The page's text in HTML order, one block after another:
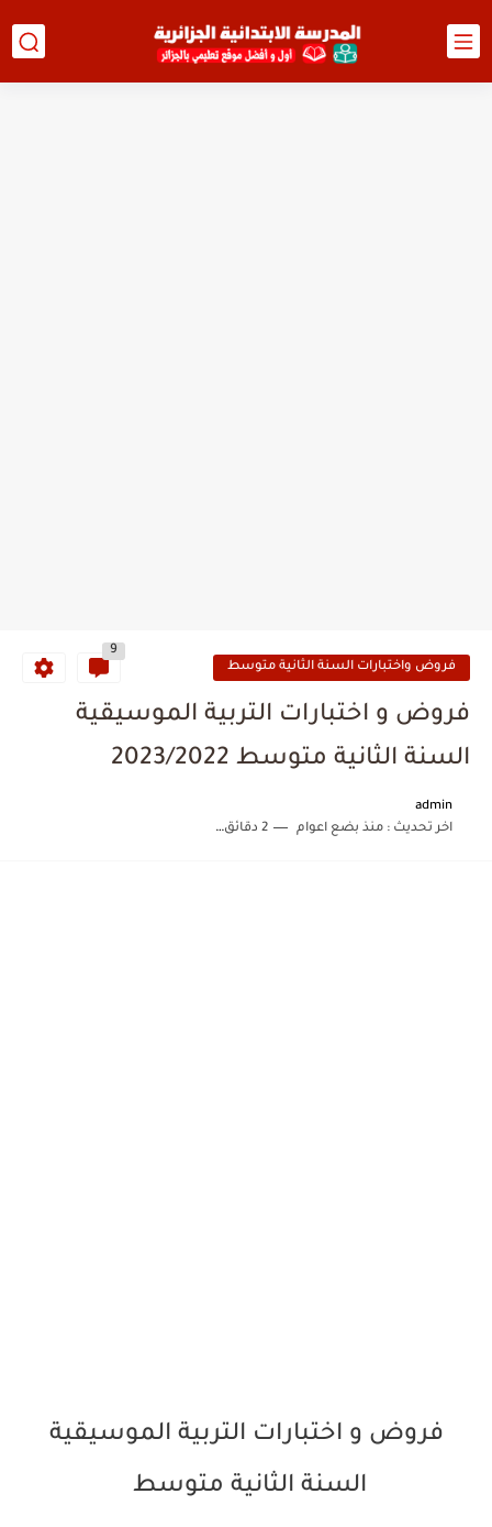
فروض واختبارات السنة الثانية متوسط
9
فروض و اختبارات التربية الموسيقية
السنة الثانية متوسط 2023/2022
admin
اخر تحديث :منذ بضع اعوام 2 دقائق للقراءة
فروض و اختبارات التربية الموسيقية
السنة الثانية متوسط